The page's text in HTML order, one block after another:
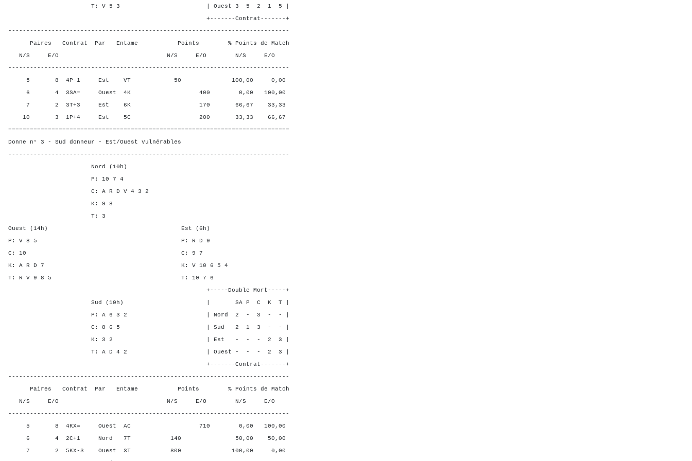
T: V 5 3 | Ouest 3 5 2 1 5 |
+-------Contrat-------+
------------------------------------------------------------------------------
Paires Contrat Par Entame Points % Points de Match
N/S E/O N/S E/O N/S E/O
------------------------------------------------------------------------------
5 8 4P-1 Est VT 50 100,00 0,00
6 4 3SA= Ouest 4K 400 0,00 100,00
7 2 3T+3 Est 6K 170 66,67 33,33
10 3 1P+4 Est 5C 200 33,33 66,67
==============================================================================
Donne n° 3 - Sud donneur - Est/Ouest vulnérables
------------------------------------------------------------------------------
Nord (10h)
P: 10 7 4
C: A R D V 4 3 2
K: 9 8
T: 3
Ouest (14h) Est (6h)
P: V 8 5 P: R D 9
C: 10 C: 9 7
K: A R D 7 K: V 10 6 5 4
T: R V 9 8 5 T: 10 7 6
+-----Double Mort-----+
Sud (10h) | SA P C K T |
P: A 6 3 2 | Nord 2 - 3 - - |
C: 8 6 5 | Sud 2 1 3 - - |
K: 3 2 | Est - - - 2 3 |
T: A D 4 2 | Ouest - - - 2 3 |
+-------Contrat-------+
------------------------------------------------------------------------------
Paires Contrat Par Entame Points % Points de Match
N/S E/O N/S E/O N/S E/O
------------------------------------------------------------------------------
5 8 4KX= Ouest AC 710 0,00 100,00
6 4 2C+1 Nord 7T 140 50,00 50,00
7 2 5KX-3 Ouest 3T 800 100,00 0,00